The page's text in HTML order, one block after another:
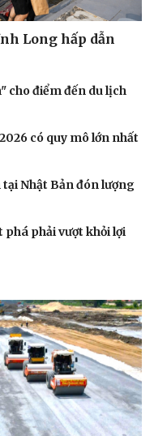
Long hấp dẫn
cho điểm đến du lịch
có quy mô lớn nhất
Nhật Bản đón lượng
phá phải vượt khỏi lợi